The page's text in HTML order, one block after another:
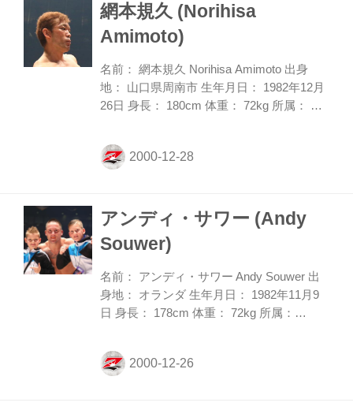
て、数々の強敵からタップを奪っている。
現在はシンガポールのONEチャンピオンシ
ップで活躍し、同団体のライト級王者とし
て君臨。圧倒的な強さで防衛を重ねてい
る。 2014年の大晦日は、IGFのリングで、
山本勇気をツイスターで一本勝ち...
網本規久 (Norihisa
Amimoto)
名前： 網本規久 Norihisa Amimoto 出身
地： 山口県周南市 生年月日： 1982年12月
26日 身長： 180cm 体重： 72kg 所属： 毛
技・テコンドーだ。これまでに西日本大
会、全日本大会を制した実績を持ち、戦績
代王座、GRADIATORキックライト級王座
を獲得し、14年にはGRADIATORキックミ
ドル級王座も奪取している。テコンドー仕
込みの変則的な打撃を得意とするだけでな
く、空手、キック、そしてMMAの経験もあ
り、その様々な競技経験...
アンディ・サワー (Andy
Souwer)
名前： アンディ・サワー Andy Souwer 出
身地： オランダ 生年月日： 1982年11月9
日 身長： 178cm 体重： 72kg 所属：
場： SHOOT BOXING S-cup 世界トーナメ
ント2002/2004/2008/2014 王者、K-1